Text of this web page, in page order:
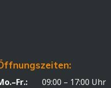
09:00 – 17:00 Uhr